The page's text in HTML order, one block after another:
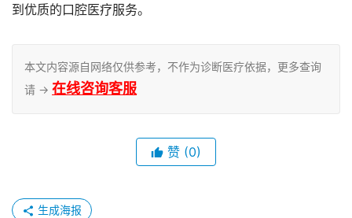
到优质的口腔医疗服务。
本文内容源自网络仅供参考，不作为诊断医疗依据，更多查询
请 → 在线咨询客服
赞 (0)
生成海报